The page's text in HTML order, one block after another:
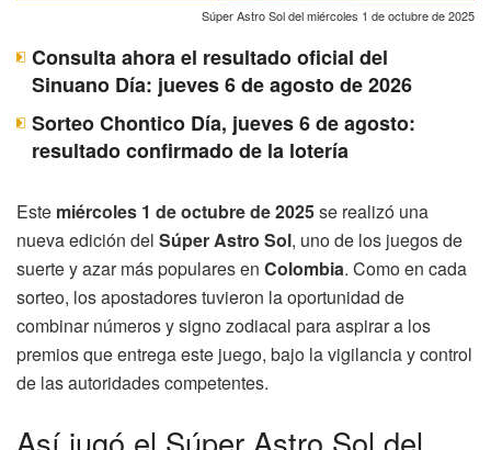
Súper Astro Sol del miércoles 1 de octubre de 2025
Consulta ahora el resultado oficial del
Sinuano Día: jueves 6 de agosto de 2026
Sorteo Chontico Día, jueves 6 de agosto:
resultado confirmado de la lotería
Este miércoles 1 de octubre de 2025se realizó una
nueva edición del Súper Astro Sol, uno de los juegos de
suerte y azar más populares en Colombia. Como en cada
sorteo, los apostadores tuvieron la oportunidad de
combinar números y signo zodiacal para aspirar a los
premios que entrega este juego, bajo la vigilancia y control
de las autoridades competentes.
Así jugó el Súper Astro Sol del